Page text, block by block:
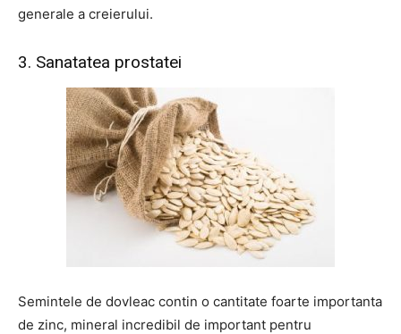
generale a creierului.
3. Sanatatea prostatei
Semintele de dovleac contin o cantitate foarte importanta
de zinc, mineral incredibil de important pentru